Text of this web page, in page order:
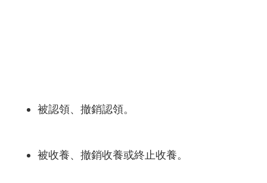
被認領、撤銷認領。
被收養、撤銷收養或終止收養。